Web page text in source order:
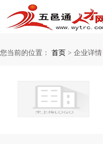
您当前的位置： 首页 > 企业详情